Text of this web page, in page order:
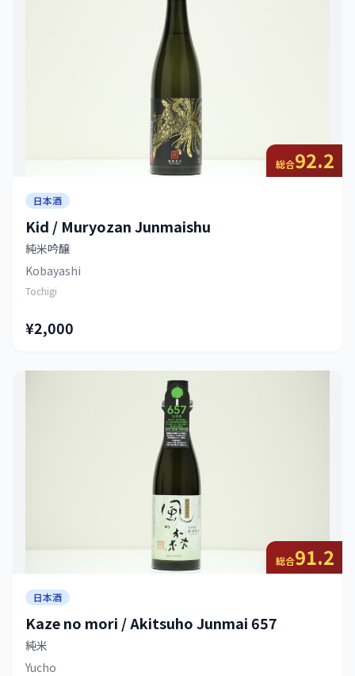
総合92.2
日本酒
Kid / Muryozan Junmaishu
純米吟醸
Kobayashi
Tochigi
¥2,000
総合91.2
日本酒
Kaze no mori / Akitsuho Junmai 657
純米
Yucho